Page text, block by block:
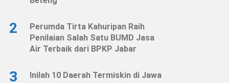
2
Perumda Tirta Kahuripan Raih
Penilaian Salah Satu BUMD Jasa
Air Terbaik dari BPKP Jabar
3
Inilah 10 Daerah Termiskin di Jawa